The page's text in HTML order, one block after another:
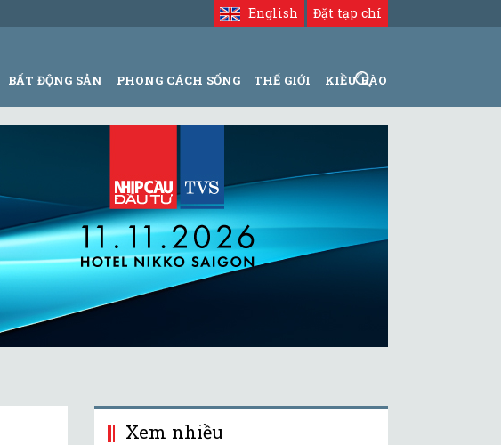
Đặt tạp chí
English
BẤT ĐỘNG SẢN PHONG CÁCH SỐNG THẾ GIỚI KIỀU BÀO
Xem nhiều